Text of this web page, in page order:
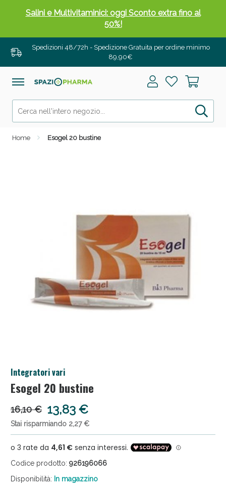
Spedizioni 48/72h - Spedizione Gratuita per ordine minimo
89,90€
Home Esogel 20 bustine
Integratori vari
Esogel 20 bustine
16,10 € 13,83 €
Stai risparmiando 2,27 €
Codice prodotto: 926196066
Disponibilità: In magazzino
Salini e Multivitaminici: oggi Sconto extra fino al
50%!
Anticellulite e Fanghi: Sconto fino al 40% valido